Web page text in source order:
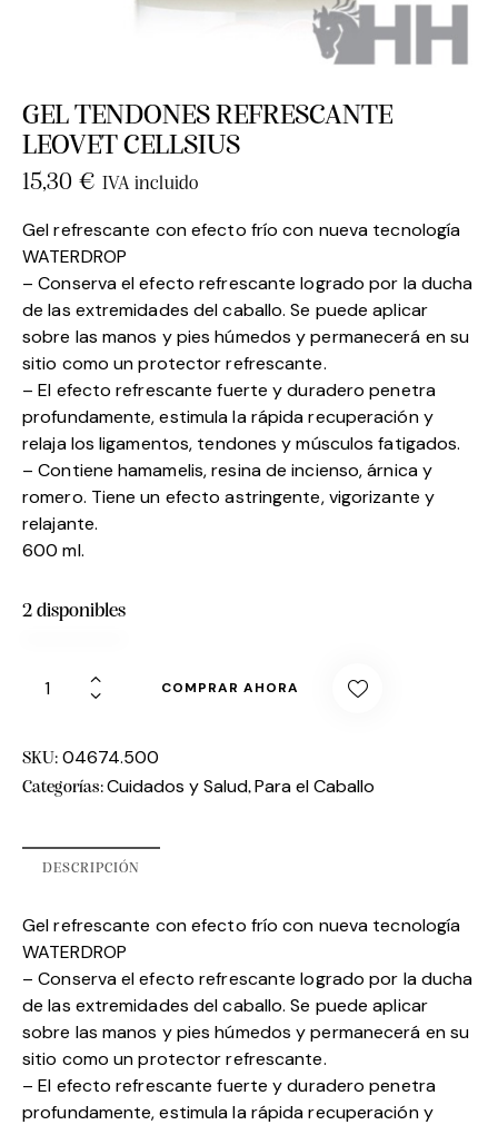
GEL TENDONES REFRESCANTE
LEOVET CELLSIUS
15,30 € IVA incluido
Gel refrescante con efecto frío con nueva tecnología
WATERDROP
– Conserva el efecto refrescante logrado por la ducha
de las extremidades del caballo. Se puede aplicar
sobre las manos y pies húmedos y permanecerá en su
sitio como un protector refrescante.
– El efecto refrescante fuerte y duradero penetra
profundamente, estimula la rápida recuperación y
relaja los ligamentos, tendones y músculos fatigados.
– Contiene hamamelis, resina de incienso, árnica y
romero. Tiene un efecto astringente, vigorizante y
relajante.
600 ml.
2 disponibles
COMPRAR AHORA
SKU: 04674.500
Categorías:Cuidados y Salud, Para el Caballo
DESCRIPCIÓN
Gel refrescante con efecto frío con nueva tecnología
WATERDROP
– Conserva el efecto refrescante logrado por la ducha
de las extremidades del caballo. Se puede aplicar
sobre las manos y pies húmedos y permanecerá en su
sitio como un protector refrescante.
– El efecto refrescante fuerte y duradero penetra
profundamente, estimula la rápida recuperación y